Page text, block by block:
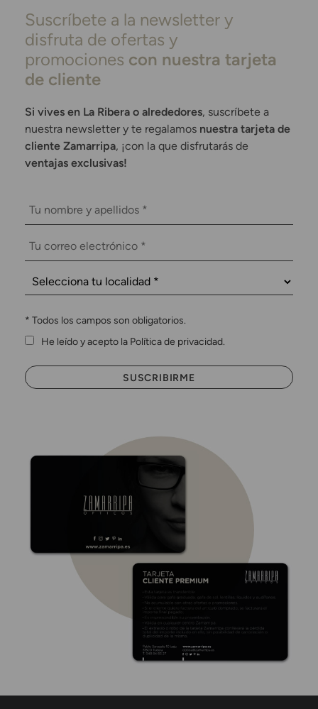
Suscríbete a la newsletter y
disfruta de ofertas y
promociones con nuestra tarjeta
de cliente
Si vives en La Ribera o alrededores, suscríbete a
nuestra newsletter y te regalamos nuestra tarjeta de
cliente Zamarripa, ¡con la que disfrutarás de
ventajas exclusivas!
* Todos los campos son obligatorios.
He leído y acepto la Política de privacidad.